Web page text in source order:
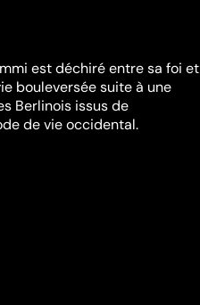
est déchiré entre sa foi et
bouleversée suite à une
Berlinois issus de
de vie occidental.